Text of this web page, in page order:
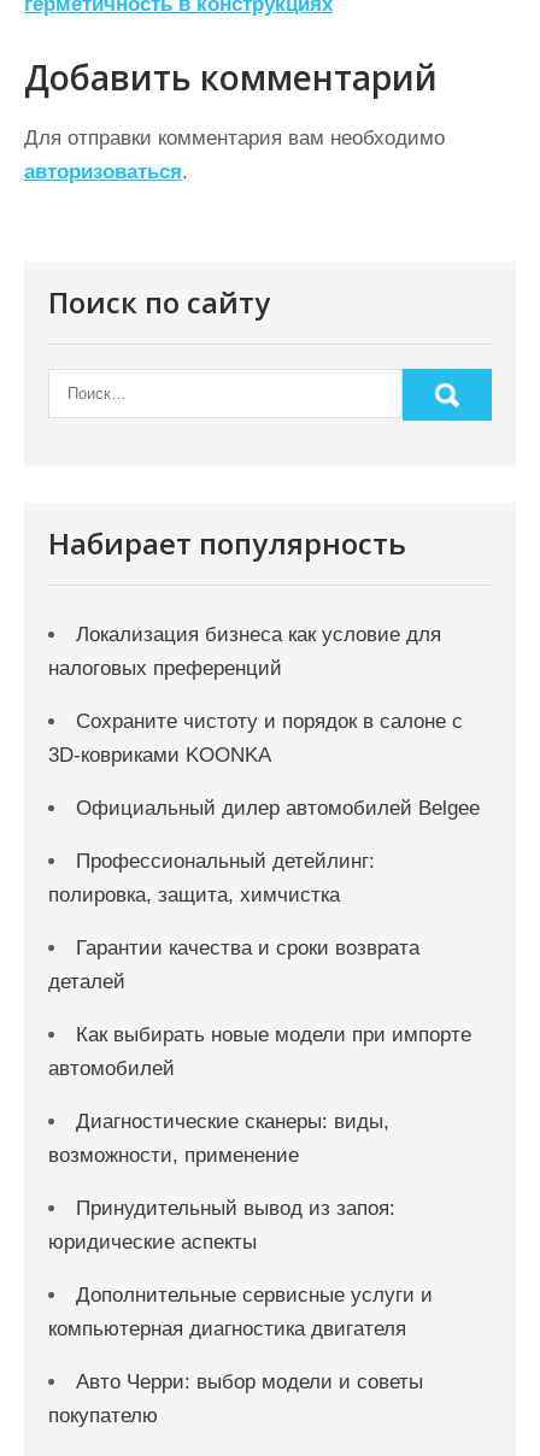
и
г
а
ц
и
м
Добавить комментарий
Для отправки комментария вам необходимо
авторизоваться.
Поиск по сайту
Набирает популярность
Локализация бизнеса как условие для
налоговых преференций
Сохраните чистоту и порядок в салоне с
3D-ковриками KOONKA
Официальный дилер автомобилей Belgee
Профессиональный детейлинг:
полировка, защита, химчистка
Гарантии качества и сроки возврата
деталей
Как выбирать новые модели при импорте
автомобилей
Диагностические сканеры: виды,
возможности, применение
Принудительный вывод из запоя:
юридические аспекты
Дополнительные сервисные услуги и
компьютерная диагностика двигателя
Авто Черри: выбор модели и советы
покупателю